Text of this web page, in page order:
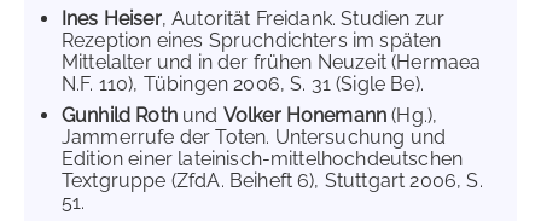
Ines Heiser, Autorität Freidank. Studien zur
Rezeption eines Spruchdichters im späten
Mittelalter und in der frühen Neuzeit (Hermaea
N.F. 110), Tübingen 2006, S. 31 (Sigle Be).
Gunhild Rothund Volker Honemann(Hg.),
Jammerrufe der Toten. Untersuchung und
Edition einer lateinisch-mittelhochdeutschen
Textgruppe (ZfdA. Beiheft 6), Stuttgart 2006, S.
51.